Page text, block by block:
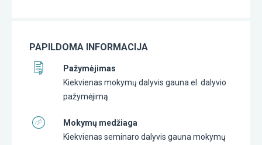
PAPILDOMA INFORMACIJA
Pažymėjimas
Kiekvienas mokymų dalyvis gauna el. dalyvio
pažymėjimą.
Mokymų medžiaga
Kiekvienas seminaro dalyvis gauna mokymų